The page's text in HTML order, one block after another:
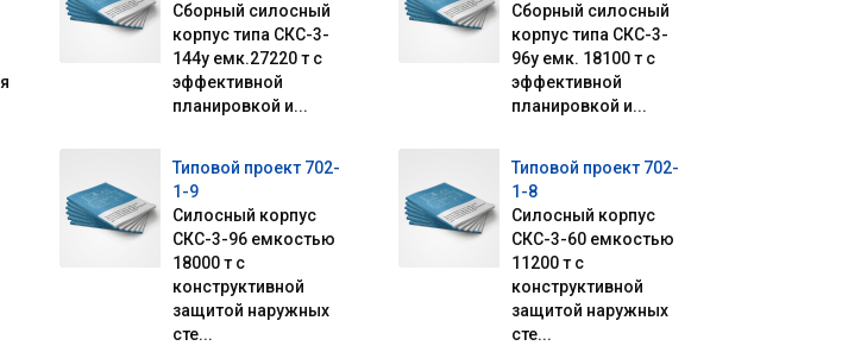
Сборный силосный
корпус типа СКС-3-
144у емк.27220 т с
эффективной
планировкой и...
Сборный силосный
корпус типа СКС-3-
96у емк. 18100 т с
эффективной
планировкой и...
Типовой проект 702-
1-9
Силосный корпус
СКС-3-96 емкостью
18000 т с
конструктивной
защитой наружных
сте...
Типовой проект 702-
1-8
Силосный корпус
СКС-3-60 емкостью
11200 т с
конструктивной
защитой наружных
сте...